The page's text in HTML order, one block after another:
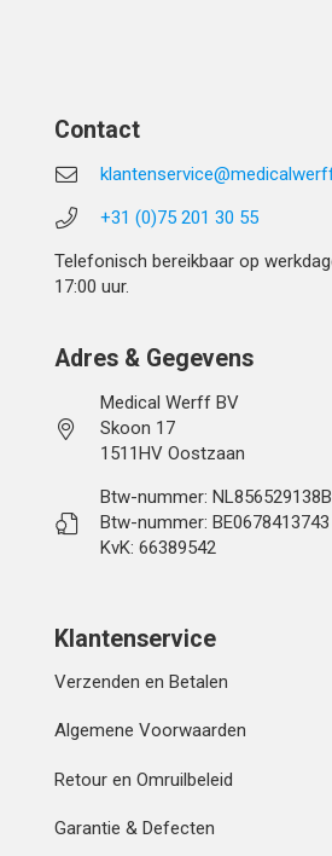
Contact
+31 (0)75 201 30 55
Telefonisch bereikbaar op
17:00 uur.
Adres & Gegevens
Medical Werff BV
Skoon 17
1511HV Oostzaan
Btw-nummer:
Btw-nummer: BE0678413743
KvK: 66389542
Klantenservice
Verzenden en Betalen
Algemene Voorwaarden
Retour en Omruilbeleid
Garantie & Defecten